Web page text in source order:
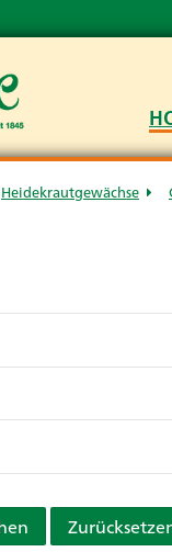
Heidekrautgewächse